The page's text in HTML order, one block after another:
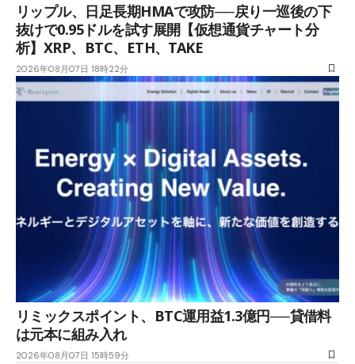
リップル、日足長期HMAで攻防──戻り一巡後の下
抜けで0.95ドルを試す展開【仮想通貨チャート分
析】XRP、BTC、ETH、TAKE
2026年08月07日 18時22分
リミックスポイント、BTC運用益1.3億円──貸借料
は元本に組み入れ
2026年08月07日 15時59分